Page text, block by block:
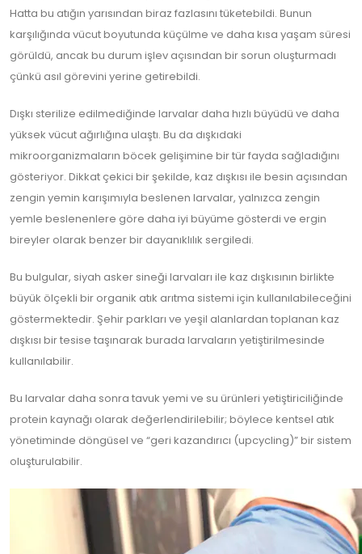
Hatta bu atığın yarısından biraz fazlasını tüketebildi. Bunun
karşılığında vücut boyutunda küçülme ve daha kısa yaşam süresi
görüldü, ancak bu durum işlev açısından bir sorun oluşturmadı
çünkü asıl görevini yerine getirebildi.
Dışkı sterilize edilmediğinde larvalar daha hızlı büyüdü ve daha
yüksek vücut ağırlığına ulaştı. Bu da dışkıdaki
mikroorganizmaların böcek gelişimine bir tür fayda sağladığını
gösteriyor. Dikkat çekici bir şekilde, kaz dışkısı ile besin açısından
zengin yemin karışımıyla beslenen larvalar, yalnızca zengin
yemle beslenenlere göre daha iyi büyüme gösterdi ve ergin
bireyler olarak benzer bir dayanıklılık sergiledi.
Bu bulgular, siyah asker sineği larvaları ile kaz dışkısının birlikte
büyük ölçekli bir organik atık arıtma sistemi için kullanılabileceğini
göstermektedir. Şehir parkları ve yeşil alanlardan toplanan kaz
dışkısı bir tesise taşınarak burada larvaların yetiştirilmesinde
kullanılabilir.
Bu larvalar daha sonra tavuk yemi ve su ürünleri yetiştiriciliğinde
protein kaynağı olarak değerlendirilebilir; böylece kentsel atık
yönetiminde döngüsel ve “geri kazandırıcı (upcycling)” bir sistem
oluşturulabilir.